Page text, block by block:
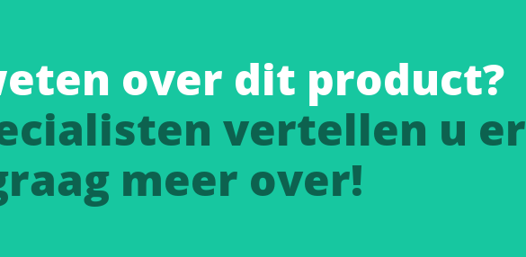
over dit product?
vertellen u er
meer over!